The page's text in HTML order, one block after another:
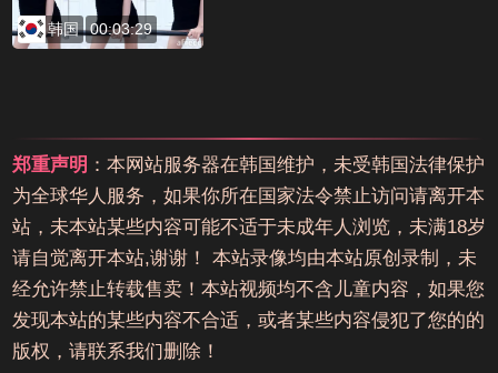
韩国 00:03:29
郑重声明 ：本网站服务器在韩国维护，未受韩国法律保护
为全球华人服务，如果你所在国家法令禁止访问请离开本
站，未本站某些内容可能不适于未成年人浏览，未满18岁
请自觉离开本站,谢谢！ 本站录像均由本站原创录制，未
经允许禁止转载售卖！本站视频均不含儿童内容，如果您
发现本站的某些内容不合适，或者某些内容侵犯了您的的
版权，请联系我们删除！